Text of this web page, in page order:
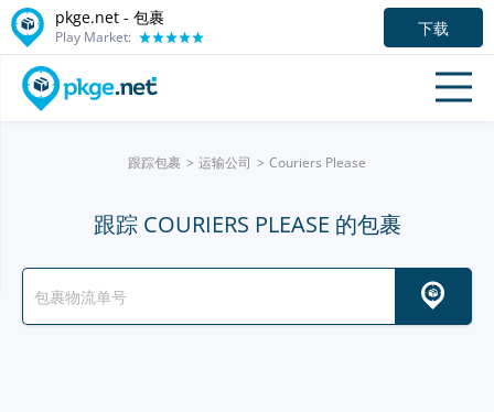
pkge.net - 包裹
Play Market: 下载
跟踪包裹 运输公司 Couriers Please
跟踪 COURIERS PLEASE 的包裹